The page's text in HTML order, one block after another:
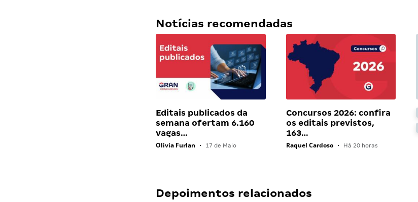
Notícias recomendadas
Editais publicados da
semana ofertam 6.160
vagas…
Olivia Furlan • 17 de Maio
Concursos 2026: confira
os editais previstos,
163…
Raquel Cardoso • Há 20 horas
Depoimentos relacionados